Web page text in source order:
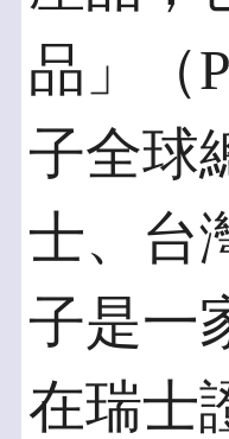
品」（
子全球
士、台
子是一
在瑞士